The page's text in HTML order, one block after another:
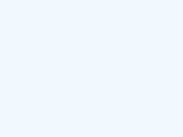
phú. Họ đang trên đường đu du